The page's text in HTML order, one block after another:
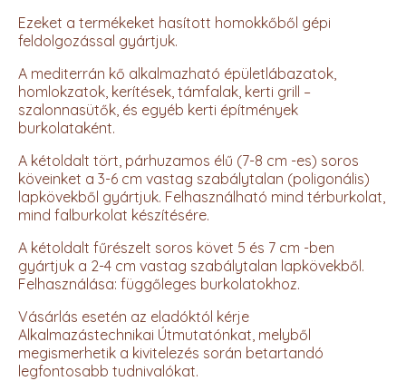
Ezeket a termékeket hasított homokkőből gépi
feldolgozással gyártjuk.
A mediterrán kő alkalmazható épületlábazatok,
homlokzatok, kerítések, támfalak, kerti grill –
szalonnasütők, és egyéb kerti építmények
burkolataként.
A kétoldalt tört, párhuzamos élű (7-8 cm -es) soros
köveinket a 3-6 cm vastag szabálytalan (poligonális)
lapkövekből gyártjuk. Felhasználható mind térburkolat,
mind falburkolat készítésére.
A kétoldalt fűrészelt soros követ 5 és 7 cm -ben
gyártjuk a 2-4 cm vastag szabálytalan lapkövekből.
Felhasználása: függőleges burkolatokhoz.
Vásárlás esetén az eladóktól kérje
Alkalmazástechnikai Útmutatónkat, melyből
megismerhetik a kivitelezés során betartandó
legfontosabb tudnivalókat.